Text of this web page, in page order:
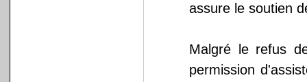
assure le soutien
Malgré le refus
permission